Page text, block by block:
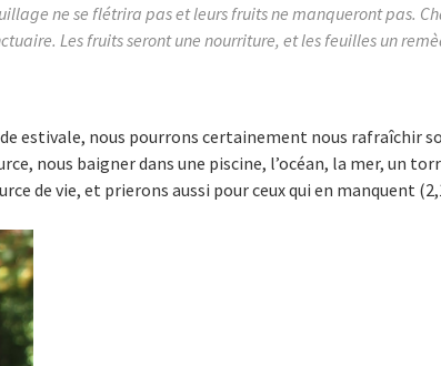
ne se flétrira pas et leurs fruits ne manqueront pas.
Les fruits seront une nourriture, et les feuilles un
estivale, nous pourrons certainement nous rafraîchir
nous baigner dans une piscine, l’océan, la mer, un
de vie, et prierons aussi pour ceux qui en manquent